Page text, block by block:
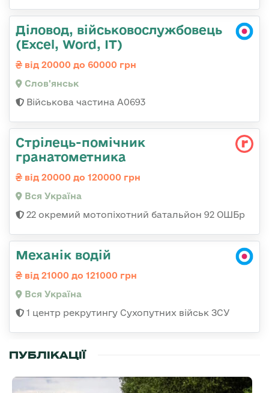
Діловод, військовослужбовець
(Excel, Word, IT)
від 20000 до 60000 грн
Слов'янськ
Військова частина А0693
Стрілець-помічник
гранатометника
від 20000 до 120000 грн
Вся Україна
22 окремий мотопіхотний батальйон 92 ОШБр
Механік водій
від 21000 до 121000 грн
Вся Україна
1 центр рекрутингу Сухопутних військ ЗСУ
ПУБЛІКАЦІЇ